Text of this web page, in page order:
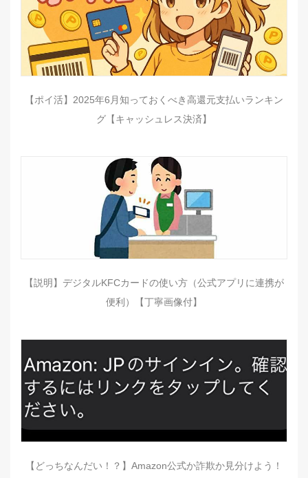
【ポイ活】2025年6月知っておくべき高還元支払いランキン
グ【キャッシュレス決済】
【説明】デジタルKFCカードの使い方（公式アプリに連携が
便利）【丁寧画像付】
【どっちなんだい！？】Amazon公式か詐欺か見分けよう！